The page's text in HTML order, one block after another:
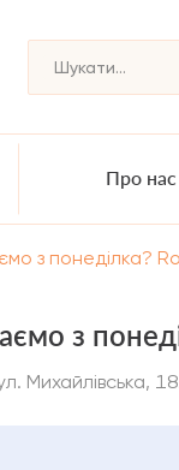
Про нас
з понеділка?
з
Михайлівська,